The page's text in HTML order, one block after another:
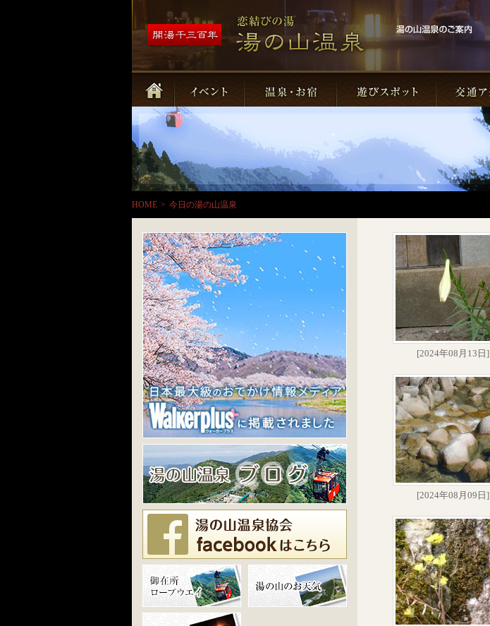
HOME > 今日の湯の山温泉
[2024年08月13日]
[2024年08月09日]